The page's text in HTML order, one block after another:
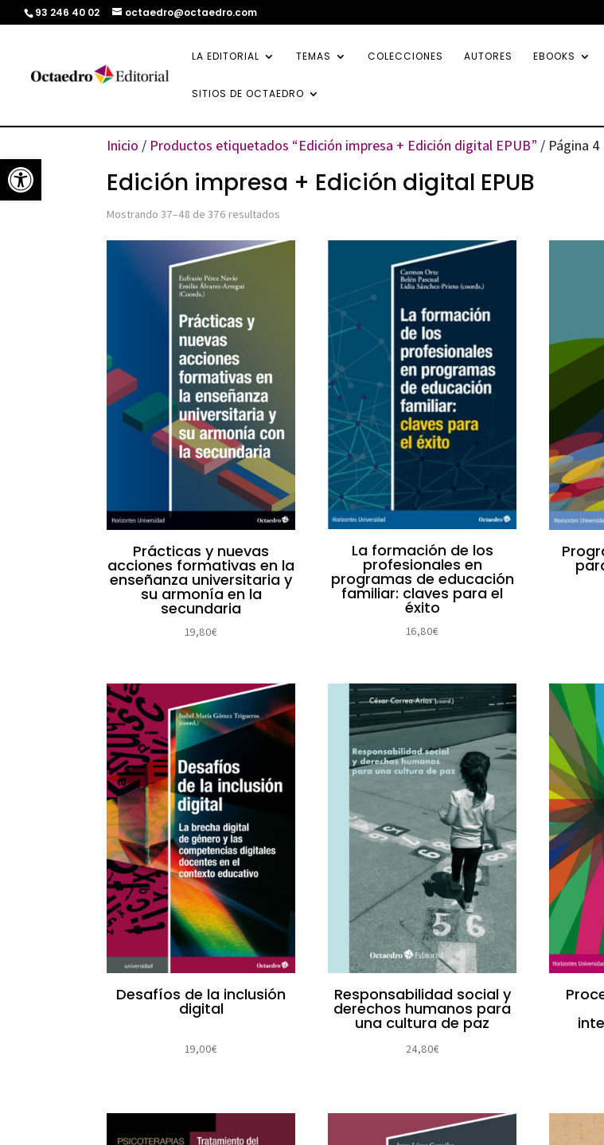
Abrir barra de herramientas
93 246 40 02 octaedro@octaedro.com
LA EDITORIAL TEMAS COLECCIONES AUTORES EBOOKS
SITIOS DE OCTAEDRO
Inicio / Productos etiquetados “Edición impresa + Edición digital EPUB” / Página 4
Edición impresa + Edición digital EPUB
Mostrando 37–48 de 376 resultados
por
Prácticas y nuevas
acciones formativas en la
enseñanza universitaria y
su armonía en la
secundaria
19,80€
La formación de los
profesionales en
programas de educación
familiar: claves para el
éxito
16,80€
Desafíos de la inclusión
digital
19,00€
Responsabilidad social y
derechos humanos para
una cultura de paz
24,80€